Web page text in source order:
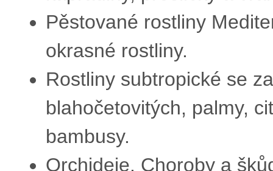
Pěstované rostliny
okrasné rostliny.
Rostliny subtropické se
blahočetovitých, palmy,
bambusy.
Orchideje. Choroby a